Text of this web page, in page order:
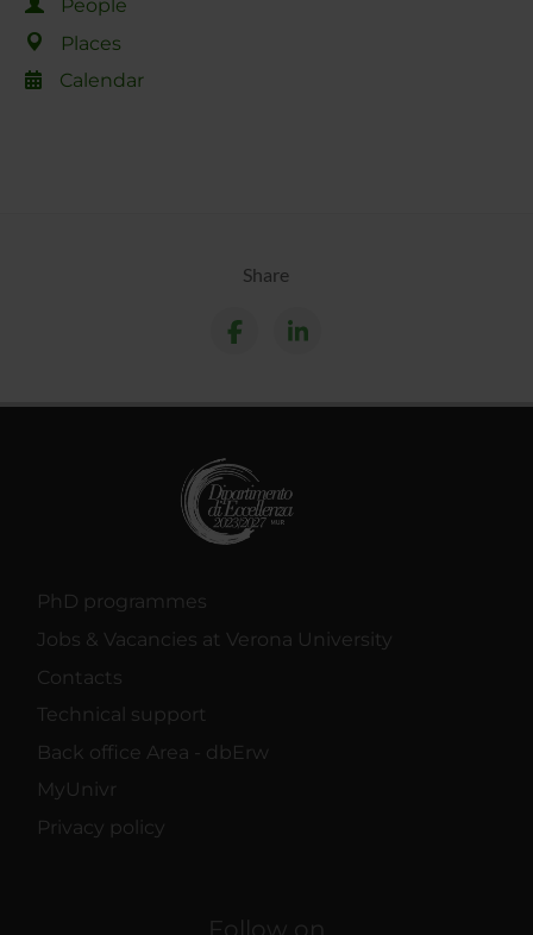
People
Places
Calendar
Share
PhD programmes
Jobs & Vacancies at Verona University
Contacts
Technical support
Back office Area - dbErw
MyUnivr
Privacy policy
Follow on